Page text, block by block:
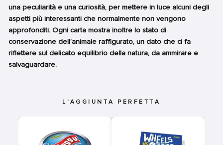
una peculiarità e una curiosità, per mettere in luce alcuni degli
aspetti più interessanti che normalmente non vengono
approfonditi. Ogni carta mostra inoltre lo stato di
conservazione dell’animale raffigurato, un dato che ci fa
riflettere sul delicato equilibrio della natura, da ammirare e
salvaguardare.
L'AGGIUNTA PERFETTA